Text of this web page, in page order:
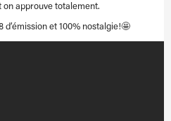
on approuve totalement.
et 100% nostalgie!🤩